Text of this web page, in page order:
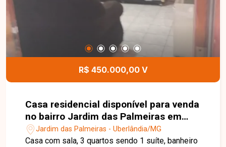
R$ 450.000,00 V
Casa residencial disponível para venda
no bairro Jardim das Palmeiras em
Uberlândia-MG
Jardim das Palmeiras - Uberlândia/MG
Casa com sala, 3 quartos sendo 1 suíte, banheiro